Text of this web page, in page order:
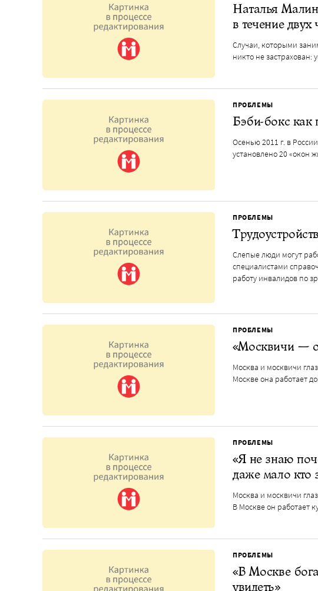
Наталья
в течение двух
Случаи, которыми
никто не застрахован:
ПРОБЛЕМЫ
Бэби-бокс как
Осенью 2011 г. в
установлено 20 «окон
ПРОБЛЕМЫ
Слепые люди могут
специалистами
работу инвалидов по
ПРОБЛЕМЫ
«Москвичи —
Москва и москвичи
Москве она работает
ПРОБЛЕМЫ
«Я не знаю
даже мало кто
Москва и москвичи
В Москве он работает
ПРОБЛЕМЫ
«В Москве
увидеть»